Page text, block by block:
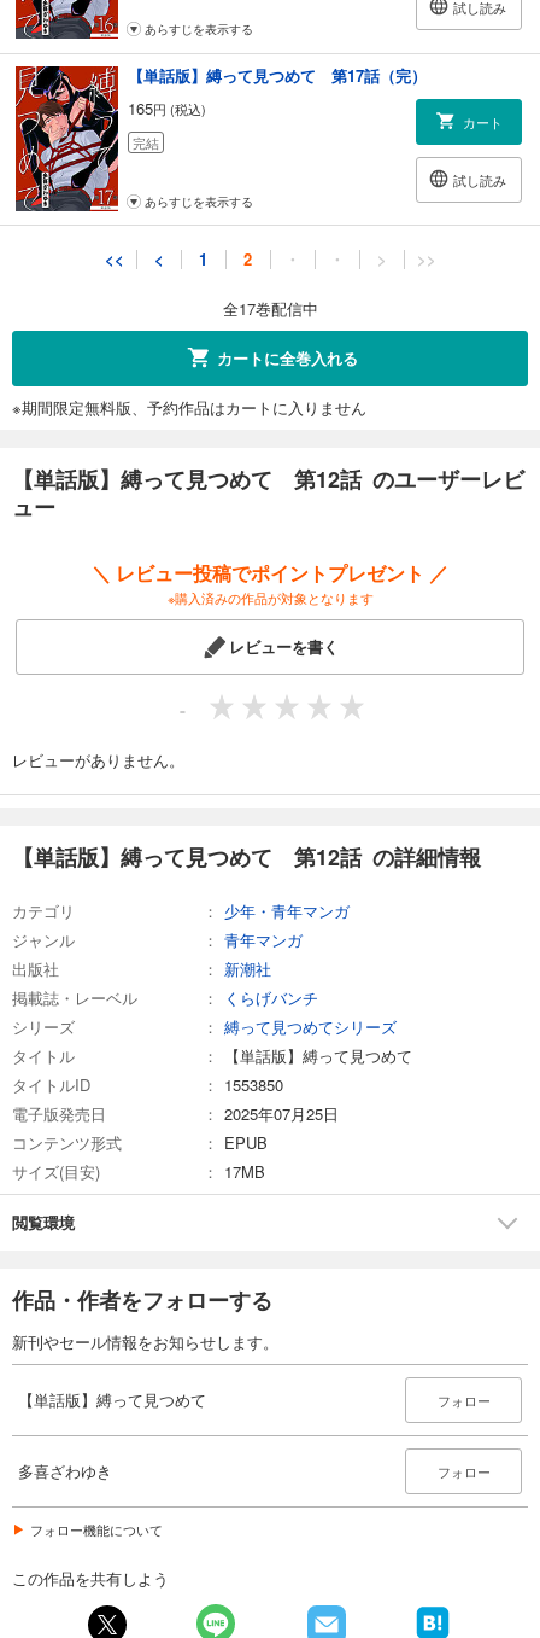
試し読み
あらすじを表示する
【単話版】縛って見つめて 第17話（完）
165円 (税込)
完結
カート
試し読み
あらすじを表示する
<< < 1 2 ・ ・ > >>
全17巻配信中
カートに全巻入れる
※期間限定無料版、予約作品はカートに入りません
【単話版】縛って見つめて 第12話 のユーザーレビ
ュー
＼ レビュー投稿でポイントプレゼント ／
※購入済みの作品が対象となります
レビューを書く
-
レビューがありません。
【単話版】縛って見つめて 第12話 の詳細情報
カテゴリ
少年・青年マンガ
ジャンル
青年マンガ
出版社
新潮社
掲載誌・レーベル
くらげバンチ
シリーズ
縛って見つめてシリーズ
タイトル
【単話版】縛って見つめて
タイトルID
1553850
電子版発売日
2025年07月25日
コンテンツ形式
EPUB
サイズ(目安)
17MB
閲覧環境
作品・作者をフォローする
新刊やセール情報をお知らせします。
【単話版】縛って見つめて フォロー
多喜ざわゆき フォロー
フォロー機能について
この作品を共有しよう